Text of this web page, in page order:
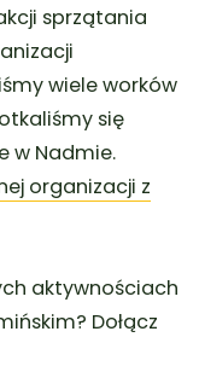
sprzątania
wiele worków
się
w Nadmie.
organizacji z
aktywnościach
Dołącz